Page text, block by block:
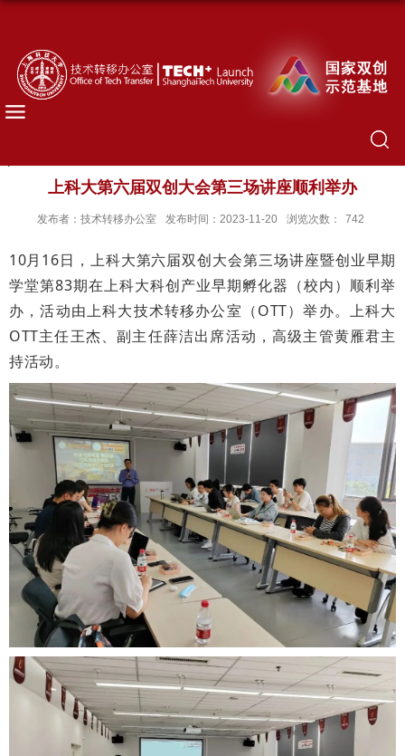
上科大第六届双创大会第三场讲座顺利举办
发布者：技术转移办公室 发布时间：2023-11-20 浏览次数： 742
10月16日，上科大第六届双创大会第三场讲座暨创业早期
学堂第83期在上科大科创产业早期孵化器（校内）顺利举
办，活动由上科大技术转移办公室（OTT）举办。上科大
OTT主任王杰、副主任薛洁出席活动，高级主管黄雁君主
持活动。